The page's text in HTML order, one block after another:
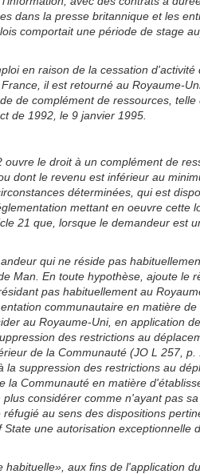
dans la presse britannique et les
comportait une période de stage
en raison de la cessation d'activité
il est retourné au Royaume-
de complément de ressources, telle
de 1992, le 9 janvier 1995.
le droit à un complément de
dont le revenu est inférieur au
déterminées, qui est
mettant en oeuvre cette
21 que, lorsque le demandeur est
qui ne réside pas
Man. En toute hypothèse, ajoute le
pas habituellement au
communautaire en matière de
au Royaume-Uni, en application
des restrictions au
de la Communauté (JO L 257, p.
suppression des restrictions au
la Communauté en matière
considérer comme n'ayant pas
au sens des dispositions
une autorisation exceptionnelle
aux fins de l'application